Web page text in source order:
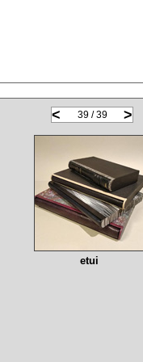
< >
39 / 39
etui